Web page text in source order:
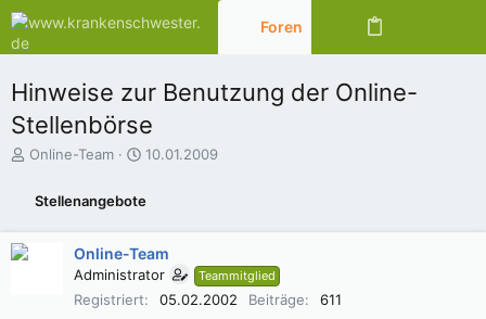
Foren Aktuelles
Hinweise zur Benutzung der Online-
Stellenbörse
E
e
Online-Team
E
t
e
l
l
a
10.01.2009
Stellenangebote
Online-Team
Administrator Teammitglied
Registriert 05.02.2002 Beiträge 611